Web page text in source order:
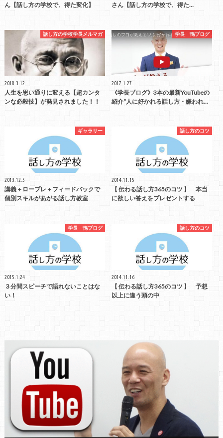
ん【話し方の学校で、得た変化】
さん【話し方の学校で、得た…
話し方の学校学長メルマガ
2018.3.12
人生を思い通りに変える【超カンタ
ンな必殺技】が発見されました！！
学長 鴨ブログ
2017.1.27
《学長ブログ》3本の最新YouTubeの
紹介“人に好かれる話し方・嫌われ…
ギャラリー
2013.12.5
講義＋ロープレ＋フィードバックで
個別スキルがあがる話し方教室
話し方のコツ
2014.11.15
【 伝わる話し方365のコツ 】 本当
に欲しい答えをプレゼントする
学長 鴨ブログ
2015.1.24
３分間スピーチで語れないことはな
い！
話し方のコツ
2014.11.16
【 伝わる話し方365のコツ 】 予想
以上に違う頭の中